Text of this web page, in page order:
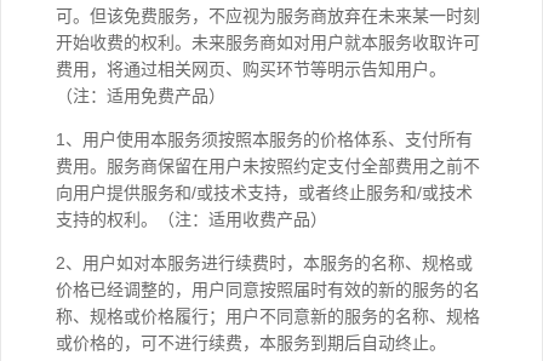
可。但该免费服务，不应视为服务商放弃在未来某一时刻
开始收费的权利。未来服务商如对用户就本服务收取许可
费用，将通过相关网页、购买环节等明示告知用户。
（注：适用免费产品）
1、用户使用本服务须按照本服务的价格体系、支付所有
费用。服务商保留在用户未按照约定支付全部费用之前不
向用户提供服务和/或技术支持，或者终止服务和/或技术
支持的权利。（注：适用收费产品）
2、用户如对本服务进行续费时，本服务的名称、规格或
价格已经调整的，用户同意按照届时有效的新的服务的名
称、规格或价格履行；用户不同意新的服务的名称、规格
或价格的，可不进行续费，本服务到期后自动终止。